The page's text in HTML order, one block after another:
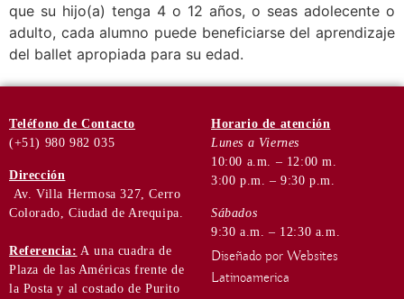
que su hijo(a) tenga 4 o 12 años, o seas adolecente o
adulto, cada alumno puede beneficiarse del aprendizaje
del ballet apropiada para su edad.
Teléfono de Contacto
(+51) 980 982 035
Dirección
Av. Villa Hermosa 327, Cerro
Colorado, Ciudad de Arequipa.
Referencia: A una cuadra de
Plaza de las Américas frente de
la Posta y al costado de Purito
Horario de atención
Lunes a Viernes
10:00 a.m. – 12:00 m.
3:00 p.m. – 9:30 p.m.
Sábados
9:30 a.m. – 12:30 a.m.
Diseñado por Websites
Latinoamerica